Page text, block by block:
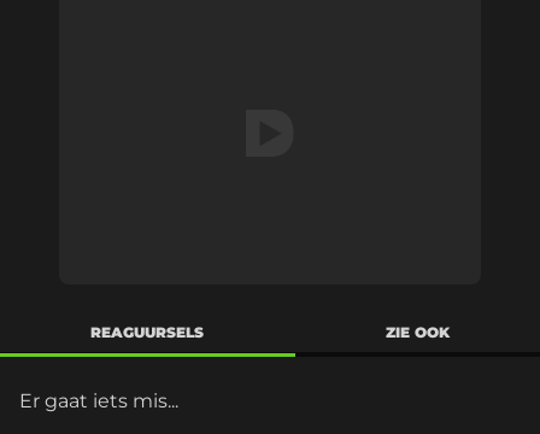
REAGUURSELS ZIE OOK
Er gaat iets mis...